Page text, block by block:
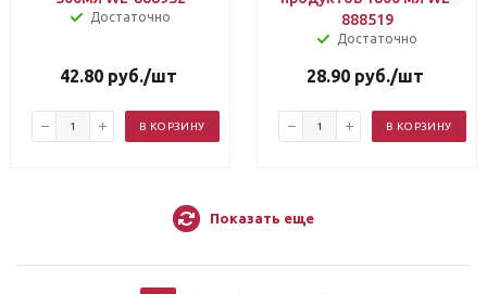
Достаточно
42.80 руб./шт
В КОРЗИНУ
888519
Достаточно
28.90 руб./шт
В КОРЗИНУ
Показать еще